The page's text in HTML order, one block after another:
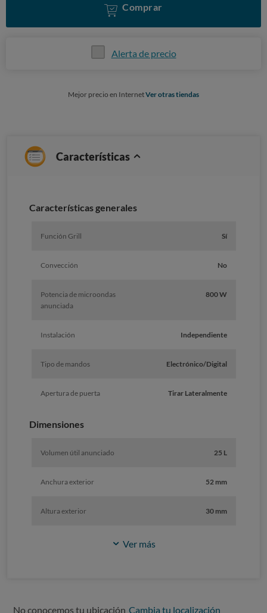
Comprar
Alerta de precio
Mejor precio en InternetVer otras tiendas
Características
Características generales
Función Grill Sí
Convección No
Potencia de microondas
anunciada
800 W
Instalación Independiente
Tipo de mandos Electrónico/Digital
Apertura de puerta Tirar Lateralmente
Dimensiones
Volumen útil anunciado 25 L
Anchura exterior 52 mm
Altura exterior 30 mm
Ver más
No conocemos tu ubicación Cambia tu localización